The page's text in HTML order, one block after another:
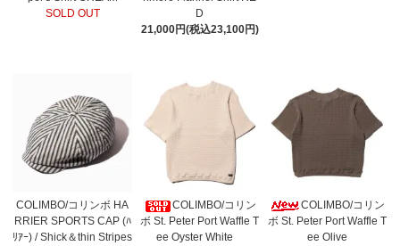
SOLD OUT
D
21,000円(税込23,100円)
COLIMBO/コリンボ HA
RRIER SPORTS CAP (ﾊ
ﾘｱｰ) / Shick＆thin Stripes
COLIMBO/コリン
ボ St. Peter Port Waffle T
ee Oyster White
COLIMBO/コリン
ボ St. Peter Port Waffle T
ee Olive